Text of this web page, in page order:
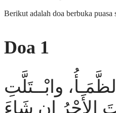
Berikut adalah doa berbuka puasa
Doa 1
وابْــتَلَّتِ
الأَجْرُ إِن شَاءَ